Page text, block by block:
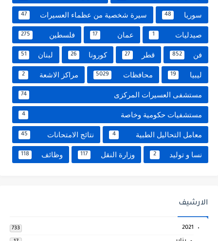
سوريا 48 سيرة شخصية من عظماء العسيرات 47
صيدليات 1 عمان 17 فلسطين 275
فن 852 قطر 27 كورونا 26 لبنان 51
ليبيا 19 محافظات 5029 مراكز الاشعة 2
مستشفى العسيرات المركزى 74
مستشفيات حكومية وخاصة 4
معامل التحاليل الطبية 4 نتائج الامتحانات 45
نسا و توليد 2 وزارة النقل 117 وظائف 118
الارشيف
2021
733